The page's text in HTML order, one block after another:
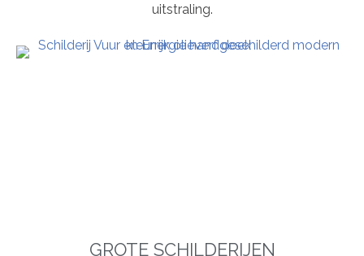
uitstraling.
GROTE SCHILDERIJEN